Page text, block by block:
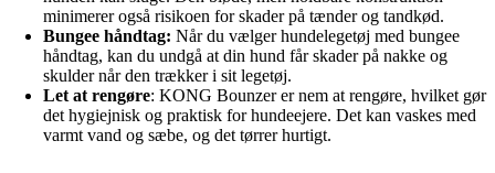
minimerer også risikoen for skader på tænder og tandkød.
Bungee håndtag: Når du vælger hundelegetøj med bungee
håndtag, kan du undgå at din hund får skader på nakke og
skulder når den trækker i sit legetøj.
Let at rengøre: KONG Bounzer er nem at rengøre, hvilket gør
det hygiejnisk og praktisk for hundeejere. Det kan vaskes med
varmt vand og sæbe, og det tørrer hurtigt.